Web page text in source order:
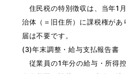
住民税の特別徴収は、当年1
治体（＝旧住所）に課税権があ
届は不要です。
(3)年末調整・給与支払報告書
従業員の1年分の給与・所得